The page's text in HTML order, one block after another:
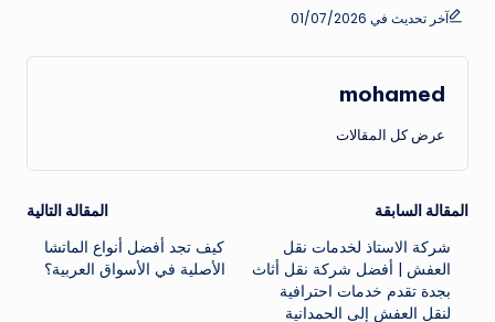
آخر تحديث في 01/07/2026
mohamed
عرض كل المقالات
تصفّح
المقالات
المقالة السابقة
شركة الاستاذ لخدمات نقل
العفش | أفضل شركة نقل أثاث
بجدة تقدم خدمات احترافية
لنقل العفش إلى الحمدانية
المقالة التالية
كيف تجد أفضل أنواع الماتشا
الأصلية في الأسواق العربية؟